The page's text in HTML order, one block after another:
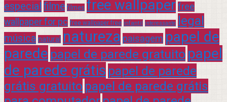
especial filme filmes free wallpaper free
wallpaper for pc free wallpaper free infantil interessante legal
música natural natureza paisagem papel de
parede papel de parede gratuito papel
de parede grátis papel de parede
grátis gratuito papel de parede grátis